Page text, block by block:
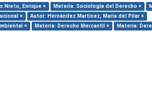
Nieto, Enrique × Materia: Sociología del Derecho ×
×
Autor: Hernández Martínez, María del Pilar ×
× Materia: Derecho Mercantil ×
Materia: